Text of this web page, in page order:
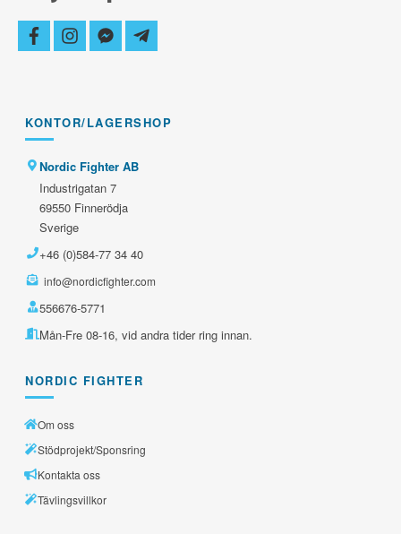
facebookinstagram
facebook-
messenger
telegram-
plane
KONTOR/LAGERSHOP
Nordic Fighter AB
Industrigatan 7
69550 Finnerödja
Sverige
+46 (0)584-77 34 40
info@nordicfighter.com
556676-5771
Mån-Fre 08-16, vid andra tider ring innan.
NORDIC FIGHTER
Om oss
Stödprojekt/Sponsring
Kontakta oss
Tävlingsvillkor